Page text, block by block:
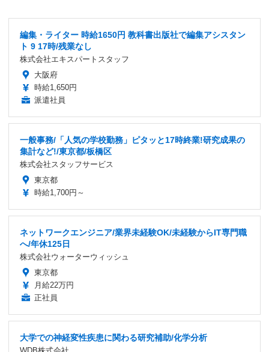
編集・ライター 時給1650円 教科書出版社で編集アシスタン
ト 9 17時/残業なし
株式会社エキスパートスタッフ
大阪府
時給1,650円
派遣社員
一般事務/「人気の学校勤務」ピタッと17時終業!研究成果の
集計など!/東京都/板橋区
株式会社スタッフサービス
東京都
時給1,700円～
ネットワークエンジニア/業界未経験OK/未経験からIT専門職
へ/年休125日
株式会社ウォーターウィッシュ
東京都
月給22万円
正社員
大学での神経変性疾患に関わる研究補助/化学分析